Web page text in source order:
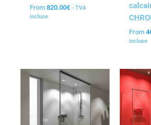
From 820.00€ - TVA
incluse
From
incluse